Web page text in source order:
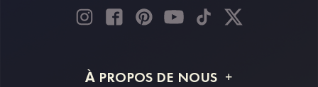
À PROPOS DE NOUS